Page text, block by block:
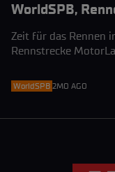
Zeit für das Rennen
Rennstrecke
WorldSPB 2MO AGO